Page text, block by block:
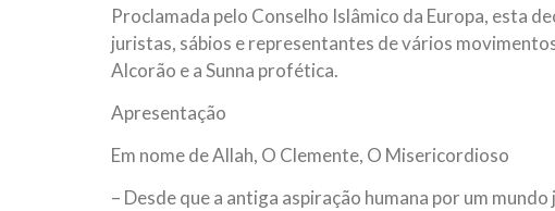
10 DE NOVEMBRO DE 2013
Falecimento do Imam Ali Ibn Al-Hussein
Em nome de Deus, o Clemente, o Misericordioso! Diante
relembramos o martírio do quarto Imam dos muçulmanos,
Proclamada pelo Conselho Islâmico da Europa, esta
juristas, sábios e representantes de vários
Alcorão e a Sunna profética.
Apresentação
Em nome de Allah, O Clemente, O Misericordioso
– Desde que a antiga aspiração humana por um